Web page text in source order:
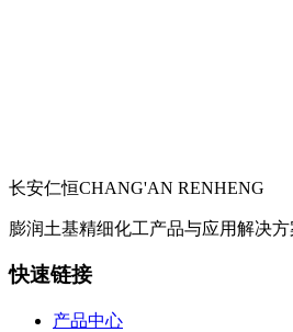
长安仁恒CHANG'AN RENHENG
膨润土基精细化工产品与应用解决
快速链接
产品中心